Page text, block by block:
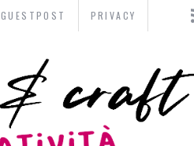
GUESTPOST PRIVACY